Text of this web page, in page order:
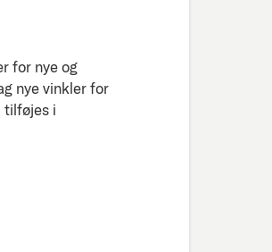
for nye og
nye vinkler for
tilføjes i